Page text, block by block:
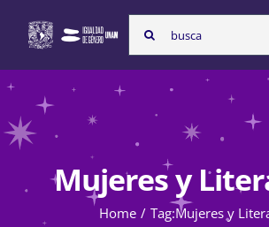
content
Search
for:
Nosotras
Mujeres y
Home Tag:Mujeres y